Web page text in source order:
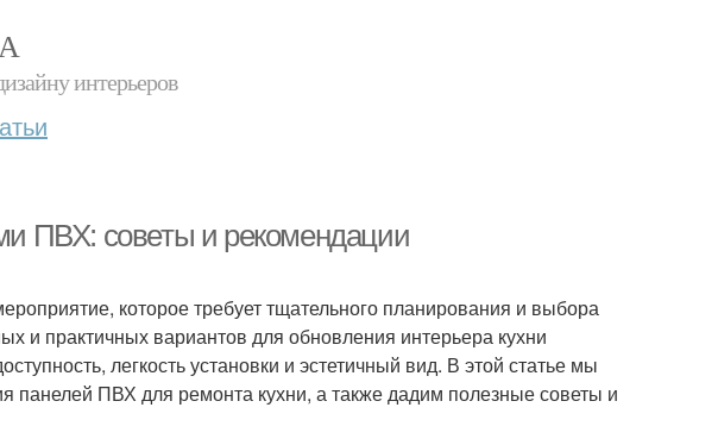
интерьеров
ПВХ: советы и рекомендации
которое требует тщательного планирования и выбора
и практичных вариантов для обновления интерьера кухни
легкость установки и эстетичный вид. В этой статье мы
панелей ПВХ для ремонта кухни, а также дадим полезные советы и